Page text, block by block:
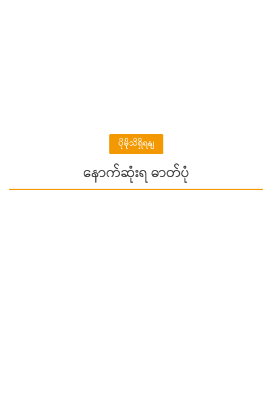
ပိုမိုသိရှိရနျ
နောက်ဆုံးရ ဓာတ်ပုံ